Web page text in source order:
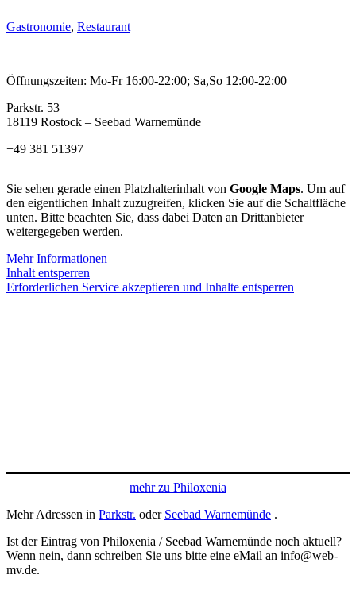
Gastronomie, Restaurant
Öffnungszeiten: Mo-Fr 16:00-22:00; Sa,So 12:00-22:00
Parkstr. 53
18119 Rostock – Seebad Warnemünde
+49 381 51397
Sie sehen gerade einen Platzhalterinhalt von Google Maps. Um auf
den eigentlichen Inhalt zuzugreifen, klicken Sie auf die Schaltfläche
unten. Bitte beachten Sie, dass dabei Daten an Drittanbieter
weitergegeben werden.
Mehr Informationen
Inhalt entsperren
Erforderlichen Service akzeptieren und Inhalte entsperren
mehr zu Philoxenia
Mehr Adressen in Parkstr. oder Seebad Warnemünde .
Ist der Eintrag von Philoxenia / Seebad Warnemünde noch aktuell?
Wenn nein, dann schreiben Sie uns bitte eine eMail an info@web-
mv.de.